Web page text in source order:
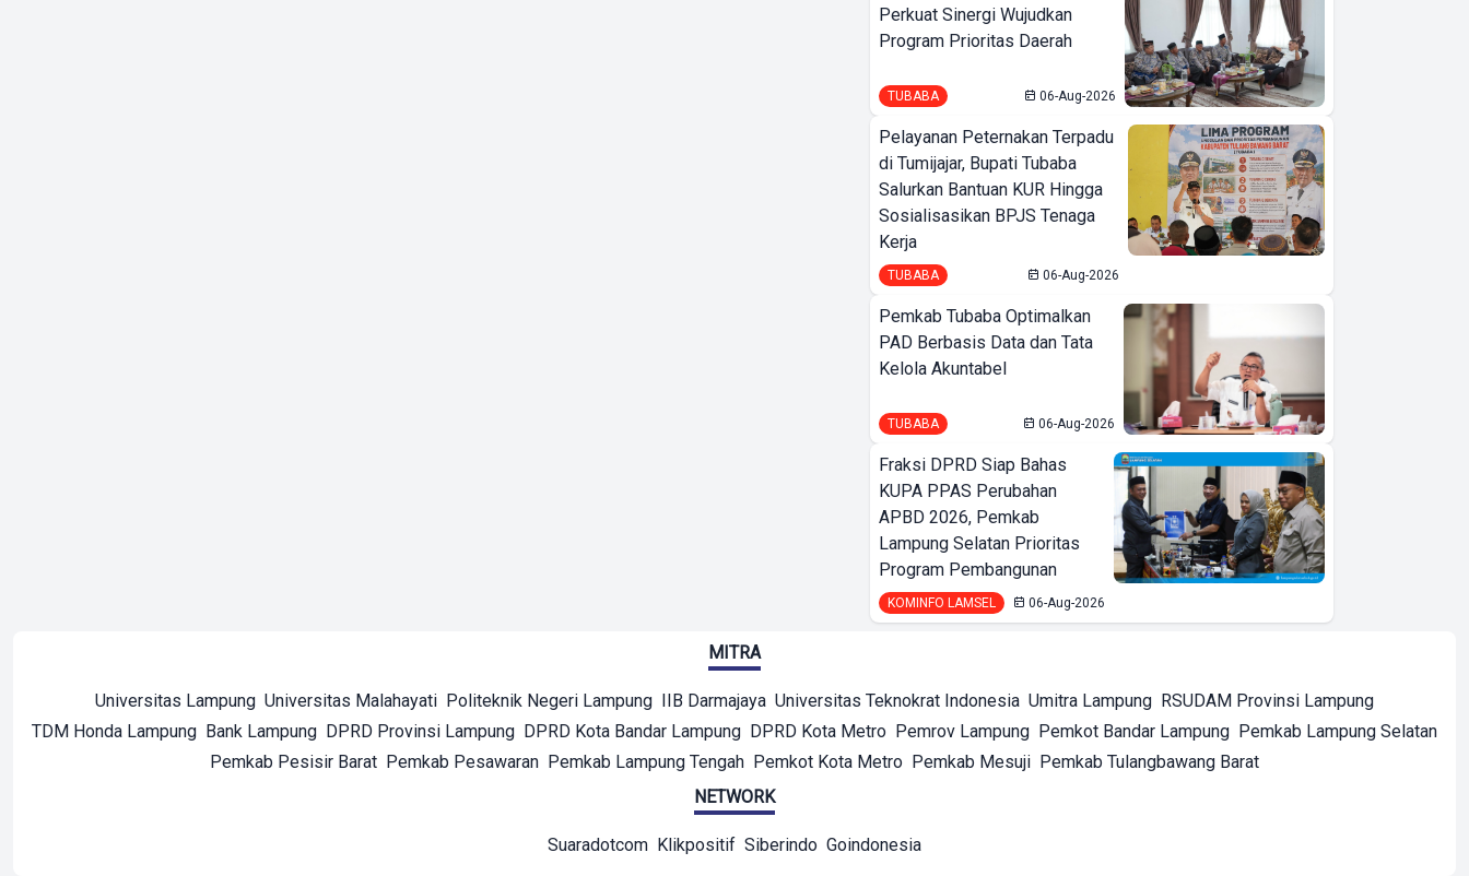
Perkuat Sinergi Wujudkan
Program Prioritas Daerah
TUBABA 06-Aug-2026
Pelayanan Peternakan Terpadu
di Tumijajar, Bupati Tubaba
Salurkan Bantuan KUR Hingga
Sosialisasikan BPJS Tenaga
Kerja
TUBABA 06-Aug-2026
Pemkab Tubaba Optimalkan
PAD Berbasis Data dan Tata
Kelola Akuntabel
TUBABA 06-Aug-2026
Fraksi DPRD Siap Bahas
KUPA PPAS Perubahan
APBD 2026, Pemkab
Lampung Selatan Prioritas
Program Pembangunan
KOMINFO LAMSEL 06-Aug-2026
MITRA
Universitas Lampung Universitas Malahayati Politeknik Negeri Lampung IIB Darmajaya Universitas Teknokrat Indonesia Umitra Lampung RSUDAM Provinsi Lampung
TDM Honda Lampung Bank Lampung DPRD Provinsi Lampung DPRD Kota Bandar Lampung DPRD Kota Metro Pemrov Lampung Pemkot Bandar Lampung Pemkab Lampung Selatan
Pemkab Pesisir Barat Pemkab Pesawaran Pemkab Lampung Tengah Pemkot Kota Metro Pemkab Mesuji Pemkab Tulangbawang Barat
NETWORK
Suaradotcom Klikpositif Siberindo Goindonesia